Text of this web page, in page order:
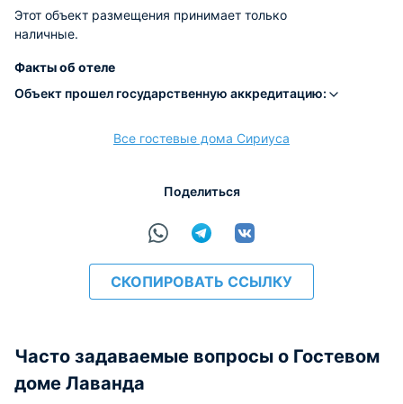
Этот объект размещения принимает только
наличные.
Факты об отеле
Объект прошел государственную аккредитацию:
Все гостевые дома Сириуса
Поделиться
СКОПИРОВАТЬ ССЫЛКУ
Часто задаваемые вопросы о Гостевом
доме Лаванда